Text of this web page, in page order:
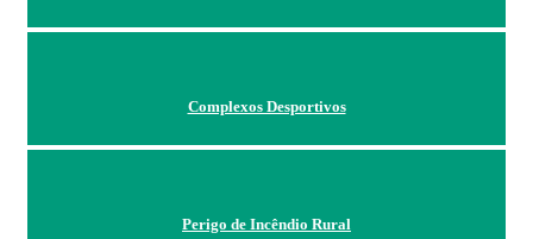
Complexos Desportivos
Perigo de Incêndio Rural